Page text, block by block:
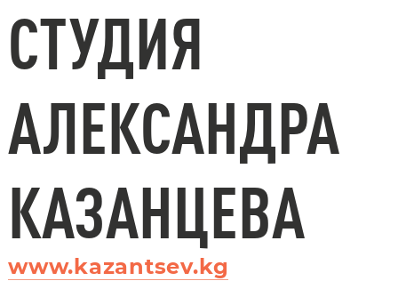
СТУДИЯ
АЛЕКСАНДРА
КАЗАНЦЕВА
www.kazantsev.kg